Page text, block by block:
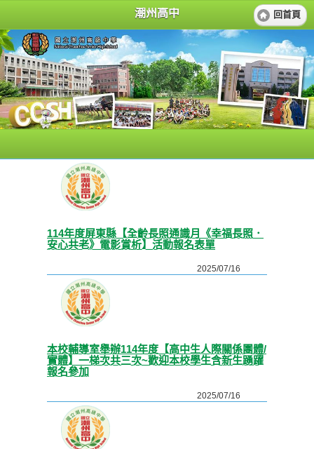
潮州高中 回首頁
114年度屏東縣【全齡長照通識月《幸福長照．
安心共老》電影賞析】活動報名表單
2025/07/16
本校輔導室舉辦114年度【高中生人際關係團體/
實體】一梯次共三次~歡迎本校學生含新生踴躍
報名參加
2025/07/16